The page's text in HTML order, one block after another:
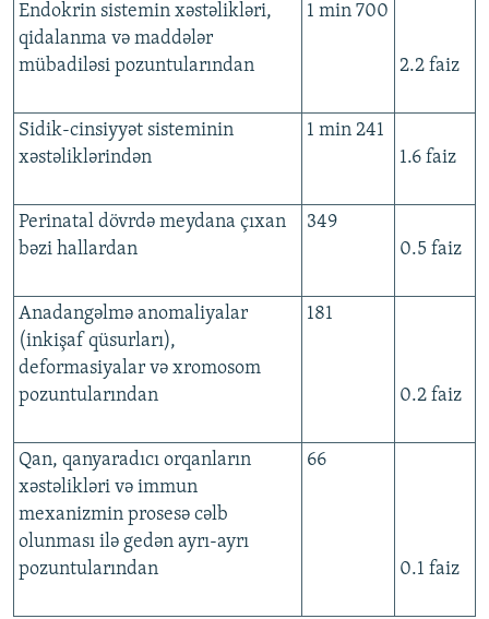
Endokrin sistemin xəstəlikləri,
qidalanma və maddələr
mübadiləsi pozuntularından
1 min 700
2.2 faiz
Sidik-cinsiyyət sisteminin
xəstəliklərindən
1 min 241
1.6 faiz
Perinatal dövrdə meydana çıxan
bəzi hallardan
349
0.5 faiz
Anadangəlmə anomaliyalar
(inkişaf qüsurları),
deformasiyalar və xromosom
pozuntularından
181
0.2 faiz
Qan, qanyaradıcı orqanların
xəstəlikləri və immun
mexanizmin prosesə cəlb
olunması ilə gedən ayrı-ayrı
pozuntularından
66
0.1 faiz